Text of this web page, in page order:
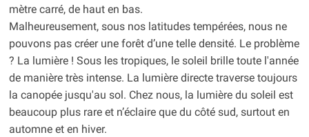
mètre carré, de haut en bas.
Malheureusement, sous nos latitudes tempérées, nous ne
pouvons pas créer une forêt d’une telle densité. Le problème
? La lumière ! Sous les tropiques, le soleil brille toute l'année
de manière très intense. La lumière directe traverse toujours
la canopée jusqu'au sol. Chez nous, la lumière du soleil est
beaucoup plus rare et n’éclaire que du côté sud, surtout en
automne et en hiver.